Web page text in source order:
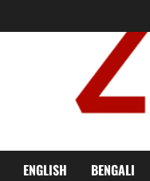
ENGLISH BENGALI